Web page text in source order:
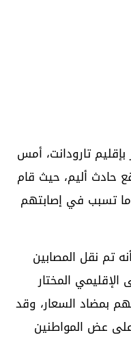
بإقليم تارودانت، أمس
على وقع حادث أليم، حيث قام
تسبب في إصابتهم
تم نقل المصابين
المختار
بمضاد السعار، وقد
عض المواطنين